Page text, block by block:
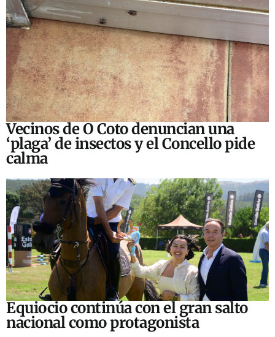
Vecinos de O Coto denuncian una
‘plaga’ de insectos y el Concello pide
calma
Equiocio continúa con el gran salto
nacional como protagonista